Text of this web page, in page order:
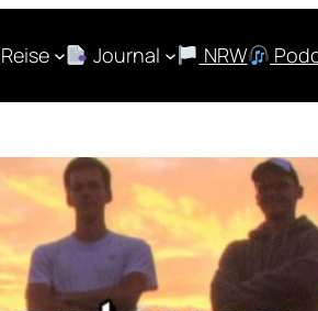
Reise Journal NRW